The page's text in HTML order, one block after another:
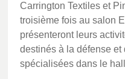
Carrington Textiles et
troisième fois au salon
présenteront leurs
destinés à la défense
spécialisées dans le